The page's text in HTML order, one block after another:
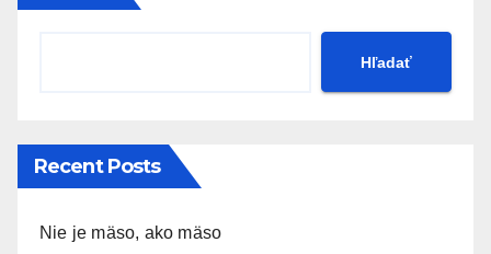
Hľadať
Recent Posts
Nie je mäso, ako mäso